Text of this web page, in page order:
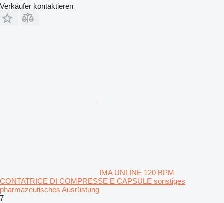
Verkäufer kontaktieren
IMA UNLINE 120 BPM
CONTATRICE DI COMPRESSE E CAPSULE sonstiges
pharmazeutisches Ausrüstung
7